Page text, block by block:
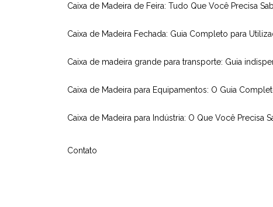
Caixa de Madeira de Feira: Tudo Que Você Precisa
Caixa de Madeira Fechada: Guia Completo para
Caixa de madeira grande para transporte: Guia
Caixa de Madeira para Equipamentos: O Guia
Caixa de Madeira para Indústria: O Que Você Precisa
Contato